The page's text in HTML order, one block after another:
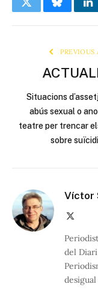
TwitterBluesky
PREVIOUS
Situacions
abús sexual o
teatre per trencar
sobre
Víctor
del